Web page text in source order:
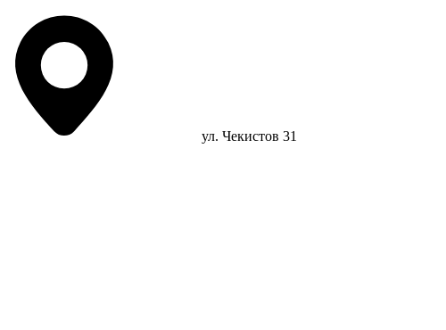
ул. Чекистов 31